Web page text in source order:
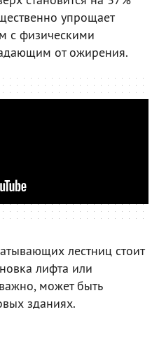
упрощает
с физическими
от ожирения.
лестниц стоит
лифта или
может быть
зданиях.